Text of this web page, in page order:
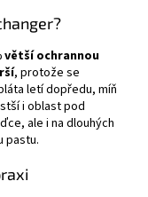
větší ochrannou
, protože se
letí dopředu, míň
i oblast pod
ale i na dlouhých
pastu.